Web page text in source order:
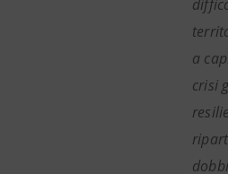
a
crisi